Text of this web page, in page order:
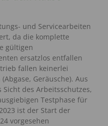
und Servicearbeiten
da die komplette
gültigen
ersatzlos entfallen
fallen keinerlei
Geräusche). Aus
des Arbeitsschutzes,
Testphase für
ist der Start der
vorgesehen